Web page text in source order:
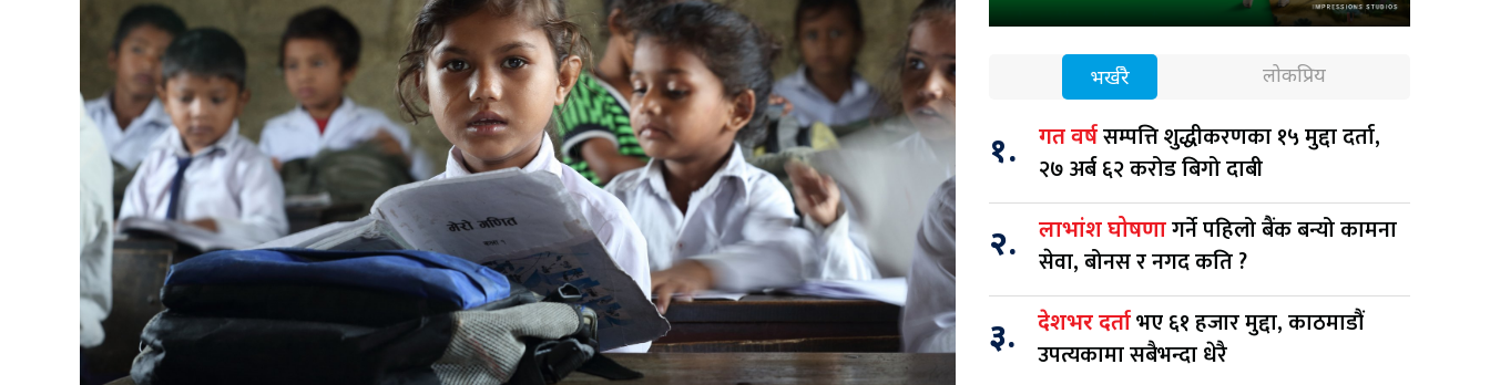
भर्खरै लोकप्रिय
१. गत वर्षसम्पत्ति शुद्धीकरणका १५ मुद्दा दर्ता,
२७ अर्ब ६२ करोड बिगो दाबी
२. लाभांश घोषणागर्ने पहिलो बैंक बन्यो कामना
सेवा, बोनस र नगद कति ?
३. देशभर दर्ताभए ६१ हजार मुद्दा, काठमाडौं
उपत्यकामा सबैभन्दा धेरै